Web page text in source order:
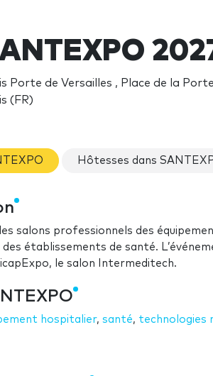
Porte de Versailles , Place de la
(FR)
Hôtesses dans
salons professionnels des
établissements de santé.
le salon Intermeditech.
hospitalier, santé, technologies